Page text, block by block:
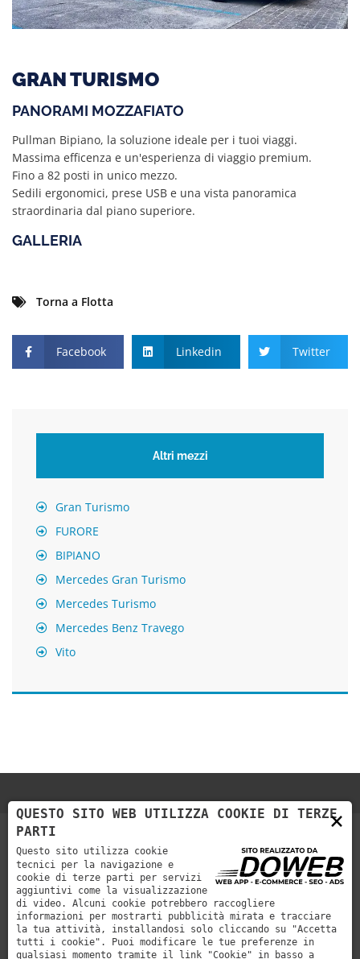
GRAN TURISMO
PANORAMI MOZZAFIATO
Pullman Bipiano, la soluzione ideale per i tuoi viaggi.
Massima efficenza e un'esperienza di viaggio premium.
Fino a 82 posti in unico mezzo.
Sedili ergonomici, prese USB e una vista panoramica
straordinaria dal piano superiore.
GALLERIA
Torna a Flotta
Facebook Linkedin Twitter
Altri mezzi
Gran Turismo
FURORE
BIPIANO
Mercedes Gran Turismo
Mercedes Turismo
Mercedes Benz Travego
Vito
Autoservizi Cerea organizza viaggi nazionali e internazionali,
con pullman Gran Turismo provvisti di tutti i comfort.
×
QUESTO SITO WEB UTILIZZA COOKIE DI TERZE
PARTI
Questo sito utilizza cookie
tecnici per la navigazione e
cookie di terze parti per servizi
aggiuntivi come la visualizzazione
di video. Alcuni cookie potrebbero raccogliere
informazioni per mostrarti pubblicità mirata e tracciare
la tua attività, installandosi solo cliccando su "Accetta
tutti i cookie". Puoi modificare le tue preferenze in
qualsiasi momento tramite il link "Cookie" in basso a